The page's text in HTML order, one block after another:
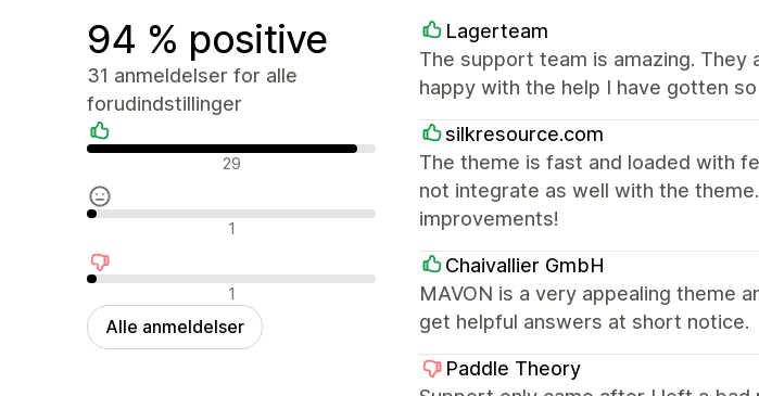
94 % positive
31 anmeldelser for alle
forudindstillinger
Positive anmeldelser
29
Neutrale anmeldelser
1
Negative anmeldelser
1
Alle anmeldelser
Lagerteam
The support team is amazing.
happy with the help I have gotten
silkresource.com
The theme is fast and loaded with
not integrate as well with the
improvements!
Chaivallier GmbH
MAVON is a very appealing theme
get helpful answers at short notice.
Paddle Theory